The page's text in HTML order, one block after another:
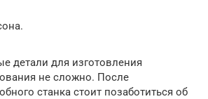
детали для изготовления
не сложно. После
станка стоит позаботиться об